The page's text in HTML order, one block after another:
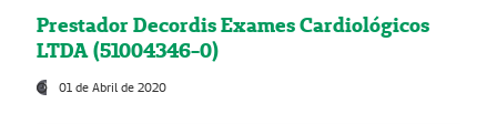
Prestador Decordis Exames Cardiológicos
LTDA (51004346-0)
01 de Abril de 2020